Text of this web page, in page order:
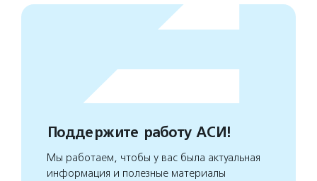
Поддержите работу АСИ!
Мы работаем, чтобы у вас была актуальная
информация и полезные материалы